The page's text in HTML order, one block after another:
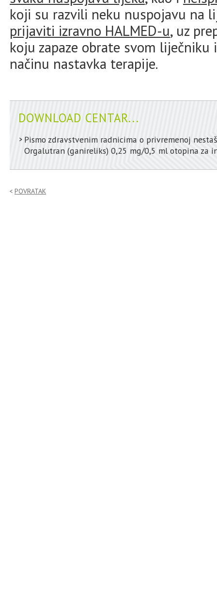
koji su razvili neku nuspojavu na
prijaviti izravno HALMED-u, uz
koju zapaze obrate svom
načinu nastavka terapije.
DOWNLOAD CENTAR...
Pismo zdravstvenim radnicima o privremenoj
Orgalutran (ganireliks) 0,25 mg/0,5 ml otopina za
POVRATAK